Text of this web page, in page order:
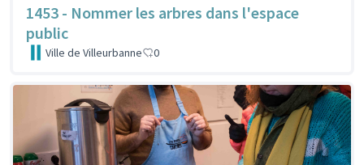
1453 - Nommer les arbres dans l'espace
public
Ville de Villeurbanne 0